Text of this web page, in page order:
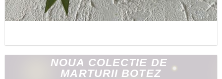
NOUA COLECTIE DE
MARTURII BOTEZ